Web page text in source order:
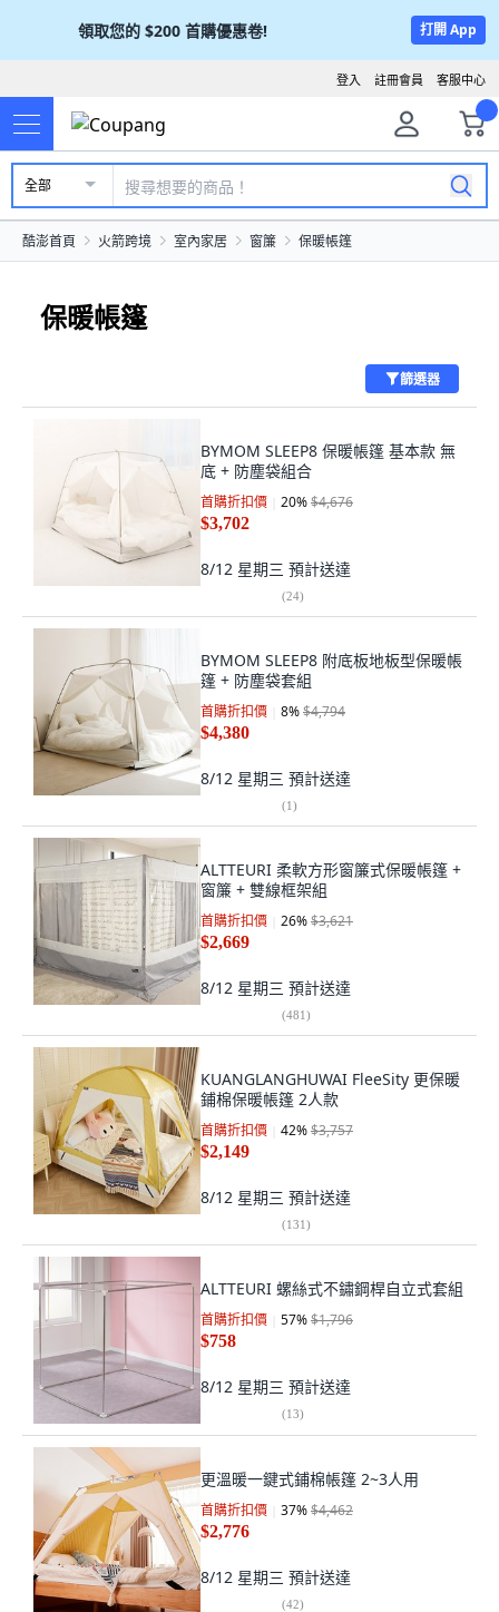
領取您的 $200 首購優惠卷! 打開 App
客服中心
註冊會員
登入
全部
酷澎首頁 火箭跨境 室內家居 窗簾 保暖帳篷
保暖帳篷
篩選器
BYMOM SLEEP8 保暖帳篷 基本款 無
底 + 防塵袋組合
首購折扣價 20%$4,676
$3,702
8/12 星期三 預計送達
(24)
BYMOM SLEEP8 附底板地板型保暖帳
篷 + 防塵袋套組
首購折扣價 8%$4,794
$4,380
8/12 星期三 預計送達
(1)
ALTTEURI 柔軟方形窗簾式保暖帳篷 +
窗簾 + 雙線框架組
首購折扣價 26%$3,621
$2,669
8/12 星期三 預計送達
(481)
KUANGLANGHUWAI FleeSity 更保暖
鋪棉保暖帳篷 2人款
首購折扣價 42%$3,757
$2,149
8/12 星期三 預計送達
(131)
ALTTEURI 螺絲式不鏽鋼桿自立式套組
首購折扣價 57%$1,796
$758
8/12 星期三 預計送達
(13)
更溫暖一鍵式鋪棉帳篷 2~3人用
首購折扣價 37%$4,462
$2,776
8/12 星期三 預計送達
(42)